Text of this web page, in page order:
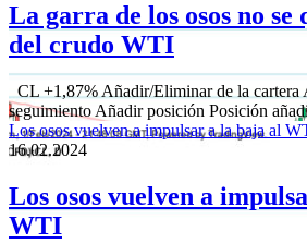
La garra de los osos no se
del crudo WTI
CL +1,87% Añadir/Eliminar de la cartera
seguimiento Añadir posición Posición
Los osos vuelven a impulsar a la baja al
16.02.2024
Los osos vuelven a
WTI